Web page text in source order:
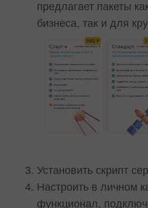
предлагает пакеты
бизнеса, так и для
Установить скрипт
Настроить в личном
функционал,